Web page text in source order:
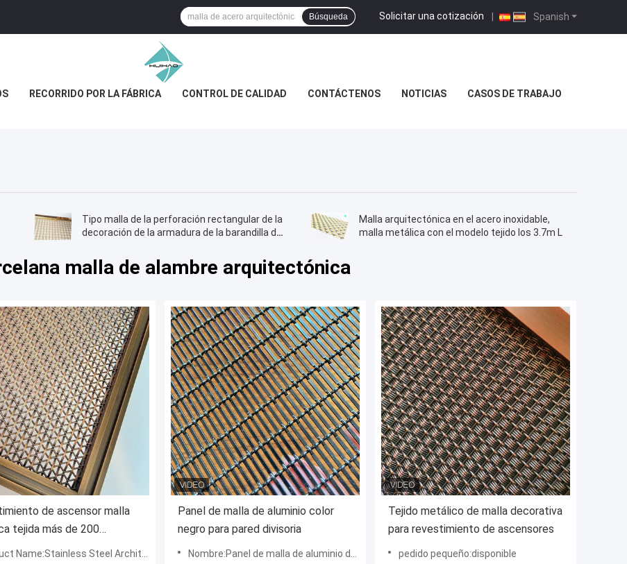
Spanish
Solicitar una cotización |
Búsqueda
RECORRIDO POR LA FÁBRICA CONTROL DE CALIDAD CONTÁCTENOS NOTICIAS CASOS DE TRABAJO
Tipo malla de la perforación rectangular de la
decoración de la armadura de la barandilla de
Malla arquitectónica en el acero inoxidable,
malla metálica con el modelo tejido los 3.7m L
malla de alambre arquitectónica
de ascensor malla
tejida más de 200
Steel Architectural Decorative Metal Mesh for Elevator Cladding
Panel de malla de aluminio color
negro para pared divisoria
Nombre:Panel de malla de aluminio de color negro
Tejido metálico de malla decorativa
para revestimiento de ascensores
pedido pequeño:disponible